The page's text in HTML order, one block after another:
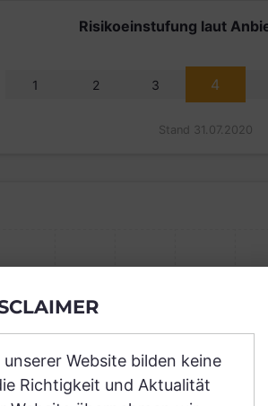
Risikoeinstufung laut
1 2 3 4
Stand 31.07.2020
und kostenlos registrieren, um
JETZT
Website bilden keine
Richtigkeit und Aktualität